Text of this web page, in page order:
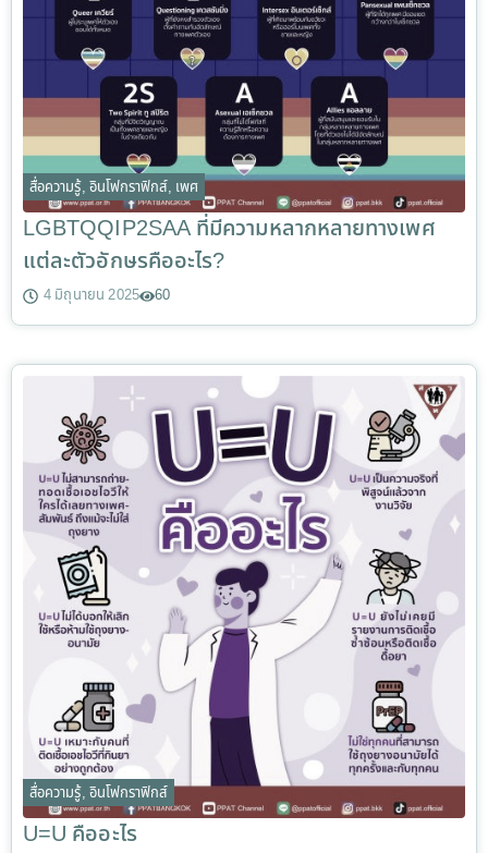
สื่อความรู้, อินโฟกราฟิกส์, เพศ
LGBTQQIP2SAA ที่มีความหลากหลายทางเพศ
แต่ละตัวอักษรคืออะไร?
4 มิถุนายน 2025 60
สื่อความรู้, อินโฟกราฟิกส์
U=U คืออะไร